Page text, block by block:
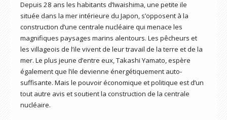
Depuis 28 ans les habitants d’Iwaishima, une petite ile
située dans la mer intérieure du Japon, s’opposent à la
construction d’une centrale nucléaire qui menace les
magnifiques paysages marins alentours. Les pêcheurs et
les villageois de l’ile vivent de leur travail de la terre et de la
mer. Le plus jeune d’entre eux, Takashi Yamato, espère
également que l’ile devienne énergétiquement auto-
suffisante. Mais le pouvoir économique et politique est d’un
tout autre avis et soutient la construction de la centrale
nucléaire.